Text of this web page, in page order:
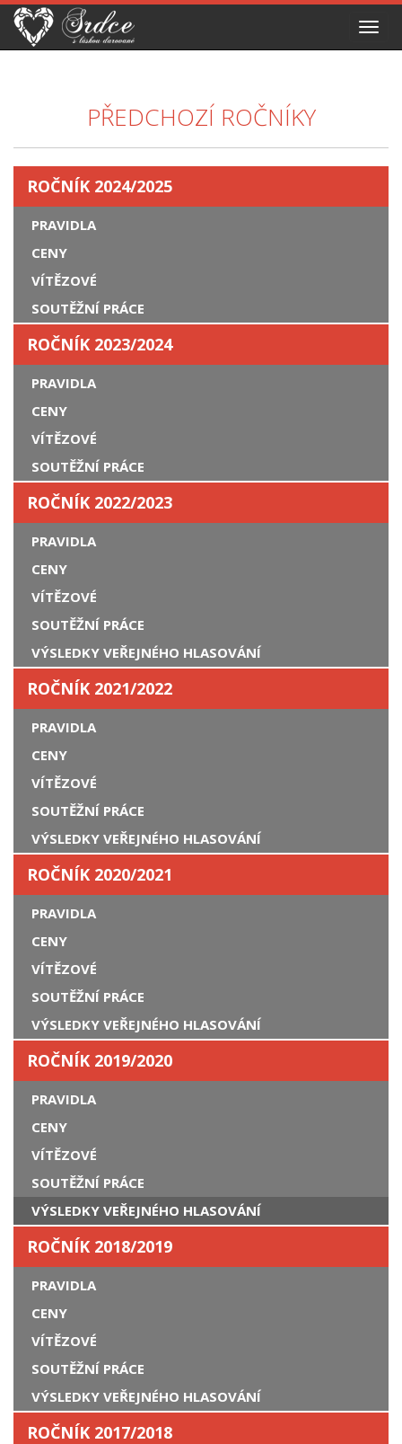
PŘEDCHOZÍ ROČNÍKY
ROČNÍK 2024/2025
PRAVIDLA
CENY
VÍTĚZOVÉ
SOUTĚŽNÍ PRÁCE
ROČNÍK 2023/2024
PRAVIDLA
CENY
VÍTĚZOVÉ
SOUTĚŽNÍ PRÁCE
ROČNÍK 2022/2023
PRAVIDLA
CENY
VÍTĚZOVÉ
SOUTĚŽNÍ PRÁCE
VÝSLEDKY VEŘEJNÉHO HLASOVÁNÍ
ROČNÍK 2021/2022
PRAVIDLA
CENY
VÍTĚZOVÉ
SOUTĚŽNÍ PRÁCE
VÝSLEDKY VEŘEJNÉHO HLASOVÁNÍ
ROČNÍK 2020/2021
PRAVIDLA
CENY
VÍTĚZOVÉ
SOUTĚŽNÍ PRÁCE
VÝSLEDKY VEŘEJNÉHO HLASOVÁNÍ
ROČNÍK 2019/2020
PRAVIDLA
CENY
VÍTĚZOVÉ
SOUTĚŽNÍ PRÁCE
VÝSLEDKY VEŘEJNÉHO HLASOVÁNÍ
ROČNÍK 2018/2019
PRAVIDLA
CENY
VÍTĚZOVÉ
SOUTĚŽNÍ PRÁCE
VÝSLEDKY VEŘEJNÉHO HLASOVÁNÍ
ROČNÍK 2017/2018